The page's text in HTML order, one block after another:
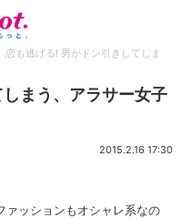
恋も逃げる! 男がドン引きしてしま
まう、アラサー女子
2015.2.16 17:30
ァッションもオシャレ系なの